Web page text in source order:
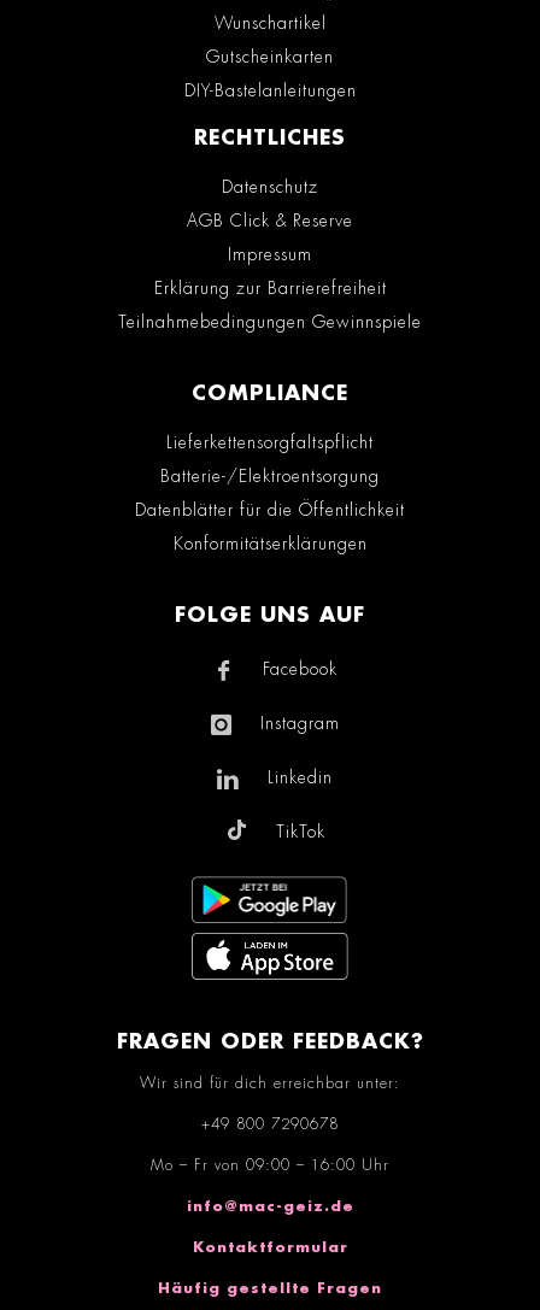
Wunschartikel
Gutscheinkarten
DIY-Bastelanleitungen
RECHTLICHES
Datenschutz
AGB Click & Reserve
Impressum
Erklärung zur Barrierefreiheit
Teilnahmebedingungen Gewinnspiele
COMPLIANCE
Lieferkettensorgfaltspflicht
Batterie-/Elektroentsorgung
Datenblätter für die Öffentlichkeit
Konformitätserklärungen
FOLGE UNS AUF
Facebook
Instagram
Linkedin
TikTok
FRAGEN ODER FEEDBACK?
Wir sind für dich erreichbar unter:
+49 800 7290678
Mo – Fr von 09:00 – 16:00 Uhr
info@mac-geiz.de
Kontaktformular
Häufig gestellte Fragen